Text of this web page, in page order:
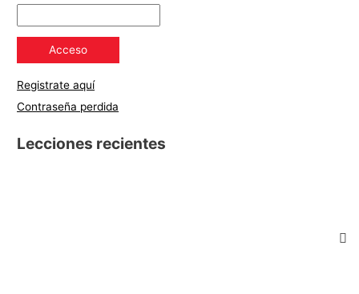
Registrate aquí
Contraseña perdida
Lecciones recientes